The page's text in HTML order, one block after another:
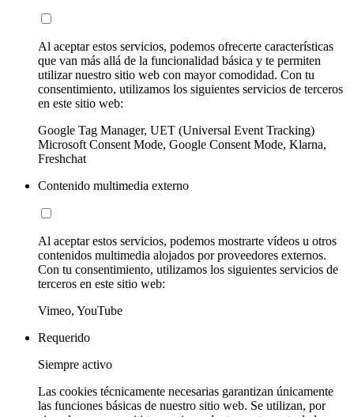
Al aceptar estos servicios, podemos ofrecerte características
que van más allá de la funcionalidad básica y te permiten
utilizar nuestro sitio web con mayor comodidad. Con tu
consentimiento, utilizamos los siguientes servicios de terceros
en este sitio web:
Google Tag Manager, UET (Universal Event Tracking)
Microsoft Consent Mode, Google Consent Mode, Klarna,
Freshchat
Contenido multimedia externo
Al aceptar estos servicios, podemos mostrarte vídeos u otros
contenidos multimedia alojados por proveedores externos.
Con tu consentimiento, utilizamos los siguientes servicios de
terceros en este sitio web:
Vimeo, YouTube
Requerido
Siempre activo
Las cookies técnicamente necesarias garantizan únicamente
las funciones básicas de nuestro sitio web. Se utilizan, por